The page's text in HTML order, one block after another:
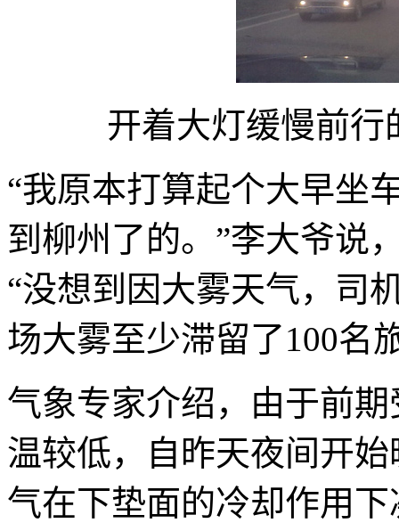
开着大灯缓慢前
“我原本打算起个大早坐
到柳州了的。”李大爷说
“没想到因大雾天气，司
场大雾至少滞留了100名
气象专家介绍，由于前
温较低，自昨天夜间开
气在下垫面的冷却作用